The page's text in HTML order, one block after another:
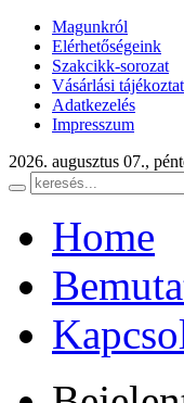
Magunkról
Elérhetőségeink
Szakcikk-sorozat
Vásárlási
Adatkezelés
Impresszum
2026. augusztus 07.,
Home